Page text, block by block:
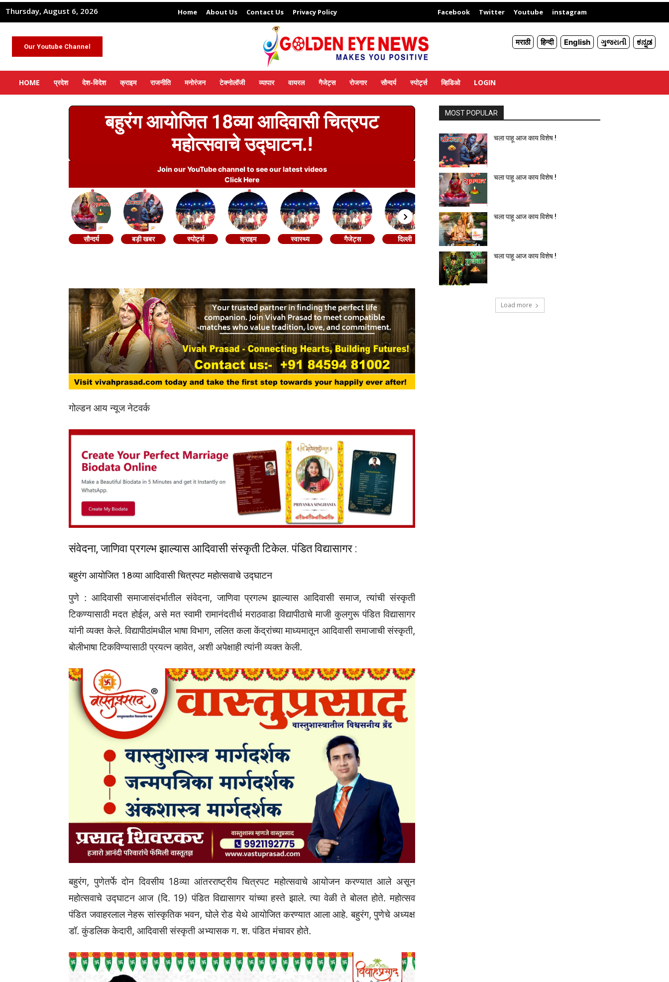
Thursday, August 6, 2026 Home About Us Contact Us Privacy Policy Facebook Twitter Youtube instagram
Our Youtube Channel मराठी हिन्दी English ગુજરાતી ಕನ್ನಡ
HOME प्रदेश देश-विदेश क्राइम राजनीति मनोरंजन टेक्नोलॉजी व्यापार वायरल गैजेट्स रोजगार सौन्दर्य स्पोर्ट्स व्हिडिओ LOGIN
बहुरंग आयोजित 18व्या आदिवासी चित्रपट
महोत्सवाचे उद्घाटन.!
Join our YouTube channel to see our latest videos
Click Here
सौन्दर्य बड़ी खबर स्पोर्ट्स क्राइम स्वास्थ्य गैजेट्स दिल्ली टेक्नोलॉजी
गोल्डन आय न्यूज नेटवर्क
संवेदना, जाणिवा प्रगल्भ झाल्यास आदिवासी संस्कृती टिकेल. पंडित विद्यासागर :
बहुरंग आयोजित 18व्या आदिवासी चित्रपट महोत्सवाचे उद्घाटन
पुणे : आदिवासी समाजासंदर्भातील संवेदना, जाणिवा प्रगल्भ झाल्यास आदिवासी समाज, त्यांची संस्कृती
टिकण्यासाठी मदत होईल, असे मत स्वामी रामानंदतीर्थ मराठवाडा विद्यापीठाचे माजी कुलगुरू पंडित विद्यासागर
यांनी व्यक्त केले. विद्यापीठांमधील भाषा विभाग, ललित कला केंद्रांच्या माध्यमातून आदिवासी समाजाची संस्कृती,
बोलीभाषा टिकविण्यासाठी प्रयत्न व्हावेत, अशी अपेक्षाही त्यांनी व्यक्त केली.
बहुरंग, पुणेतर्फे दोन दिवसीय 18व्या आंतरराष्ट्रीय चित्रपट महोत्सवाचे आयोजन करण्यात आले असून
महोत्सवाचे उद्घाटन आज (दि. 19) पंडित विद्यासागर यांच्या हस्ते झाले. त्या वेळी ते बोलत होते. महोत्सव
पंडित जवाहरलाल नेहरू सांस्कृतिक भवन, घोले रोड येथे आयोजित करण्यात आला आहे. बहुरंग, पुणेचे अध्यक्ष
डॉ. कुंडलिक केदारी, आदिवासी संस्कृती अभ्यासक ग. श. पंडित मंचावर होते.
MOST POPULAR
चला पाहू आज काय विशेष !
चला पाहू आज काय विशेष !
चला पाहू आज काय विशेष !
चला पाहू आज काय विशेष !
Load more